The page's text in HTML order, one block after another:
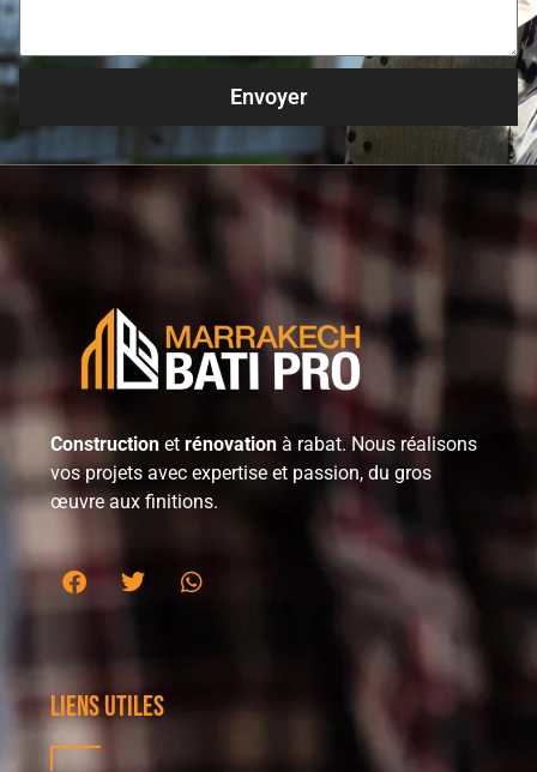
Envoyer
Construction et rénovation à rabat. Nous réalisons
vos projets avec expertise et passion, du gros
œuvre aux finitions.
Liens utiles